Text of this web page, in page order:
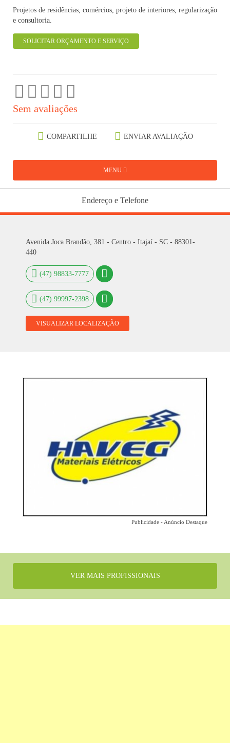
Projetos de residências, comércios, projeto de interiores, regularização
e consultoria.
SOLICITAR ORÇAMENTO E SERVIÇO
Sem avaliações
COMPARTILHE ENVIAR AVALIAÇÃO
MENU
Endereço e Telefone
Avenida Joca Brandão, 381 - Centro - Itajaí - SC - 88301-
440
(47) 98833-7777
(47) 99997-2398
VISUALIZAR LOCALIZAÇÃO
Publicidade - Anúncio Destaque
VER MAIS PROFISSIONAIS